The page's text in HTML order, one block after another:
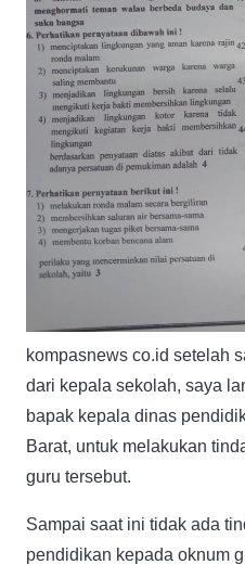
kompasnews co.id setelah
dari kepala sekolah, saya
bapak kepala dinas
Barat, untuk melakukan
guru tersebut.
Sampai saat ini tidak ada
pendidikan kepada oknum